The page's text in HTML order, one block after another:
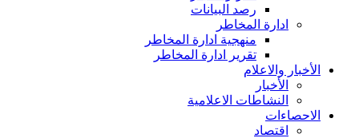
رصد البيانات
ادارة المخاطر
منهجية ادارة المخاطر
تقرير ادارة المخاطر
الأخبار والاعلام
الأخبار
النشاطات الاعلامية
الاحصاءات
اقتصاد